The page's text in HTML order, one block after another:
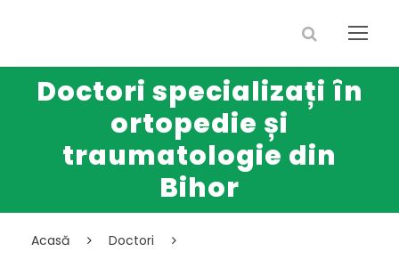
Doctori specializați în
ortopedie și
traumatologie din
Bihor
Acasă
Doctori